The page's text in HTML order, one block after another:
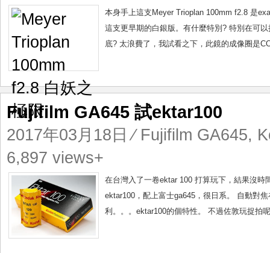
本身手上這支Meyer Trioplan 100mm f2.8 是
這支更早期的白銀版。有什麼特別? 特別在可
底? 太浪費了，我試看之下，此鏡的成像圈是
Fujifilm GA645 試ektar100
2017年03月18日 ⁄ Fujifilm GA645,
6,897 views+
在台灣入了一卷ektar 100 打算玩下，結果沒
ektar100，配上富士ga645，很日系。 自動對
利。。。ektar100的個特性。 不過佐敦玩捉拍